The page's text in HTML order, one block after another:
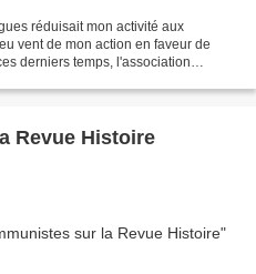
réduisait mon activité aux
vent de mon action en faveur de
derniers temps, l'association
Revue Histoire